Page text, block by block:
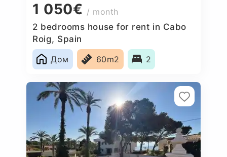
1 050€ / month
2 bedrooms house for rent in Cabo
Roig, Spain
Дом
60m2 2